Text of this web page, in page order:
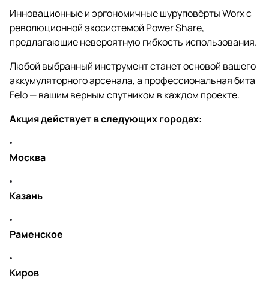
Инновационные и эргономичные шуруповёрты Worx с
революционной экосистемой Power Share,
предлагающие невероятную гибкость использования.
Любой выбранный инструмент станет основой вашего
аккумуляторного арсенала, а профессиональная бита
Felo — вашим верным спутником в каждом проекте.
Акция действует в следующих городах:
Москва
Казань
Раменское
Киров